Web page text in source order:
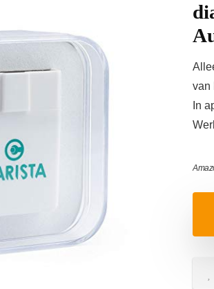
van
In